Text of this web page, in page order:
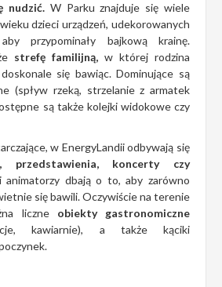
nudzić. W Parku znajduje się wiele
dzieci urządzeń, udekorowanych
przypominały bajkową krainę.
strefę familijną, w której rodzina
się bawiąc. Dominujące są
(spływ rzeką, strzelanie z armatek
są także kolejki widokowe czy
w EnergyLandii odbywają się
przedstawienia, koncerty czy
animatorzy dbają o to, aby zarówno
się bawili. Oczywiście na terenie
liczne obiekty gastronomiczne
kawiarnie), a także kąciki